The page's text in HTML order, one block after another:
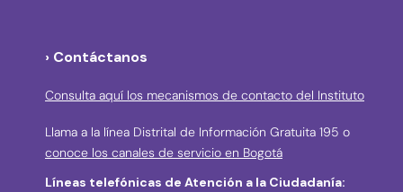
› Contáctanos
Consulta aquí los mecanismos de contacto del Instituto
Llama a la línea Distrital de Información Gratuita 195 o
conoce los canales de servicio en Bogotá
Líneas telefónicas de Atención a la Ciudadanía: